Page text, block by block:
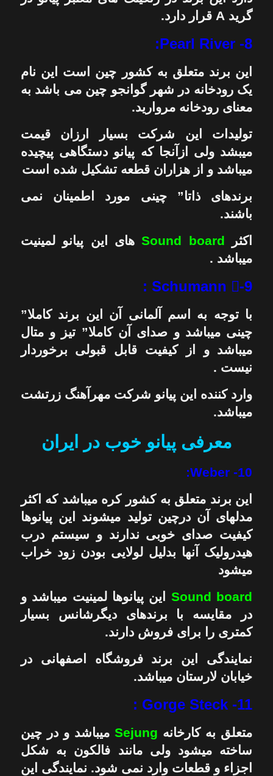
گرید A قرار دارد.
8- Pearl River:
این برند متعلق به کشور چین است این نام
یک رودخانه در شهر گوانجو چین می باشد به
معنای رودخانه مروارید.
تولیدات این شرکت بسیار ارزان قیمت
میبشد ولی ازآنجا که پیانو دستگاهی پیچیده
میباشد و از هزاران قطعه تشکیل شده است
برندهای ذاتا” چینی مورد اطمینان نمی
باشند.
اکثر Sound boardهای این پیانو لمینیت
میباشد .
9-ّ Schumann :
با توجه به اسم آلمانی آن این برند کاملا”
چینی میباشد و صدای آن کاملا” تیز و متال
میباشد و از کیفیت قابل قبولی برخوردار
نیست .
وارد کننده این پیانو شرکت مهرآهنگ زرتشت
میباشد.
معرفی پیانو خوب در ایران
10- Weber:
این برند متعلق به کشور کره میباشد که اکثر
مدلهای آن درچین تولید میشوند این پیانوها
کیفیت صدای خوبی ندارند و سیستم درب
هیدرولیک آنها بدلیل لولایی بودن زود خراب
میشود
Sound board این پیانوها لمینیت میباشد و
در مقایسه با برندهای دیگرشانس بسیار
کمتری را برای فروش دارند.
نمایندگی این برند فروشگاه اصفهانی در
خیابان لارستان میباشد.
11- Gorge Steck :
متعلق به کارخانه Sejungمیباشد و در چین
ساخته میشود ولی مانند فالکون به شکل
اجزاء و قطعات وارد نمی شود. نمایندگی این